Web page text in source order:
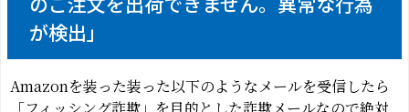
が検出」
Amazonを装った装った以下のようなメールを受信したら
「フィッシング詐欺」を目的とした詐欺メールなので絶対